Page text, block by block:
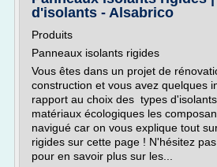
d'isolants - Alsabrico
Produits
Panneaux isolants rigides
Vous êtes dans un projet de
construction et vous avez quelques
rapport au choix des types
matériaux écologiques les
navigué car on vous explique tout
rigides sur cette page ! N'hésitez
pour en savoir plus sur les...